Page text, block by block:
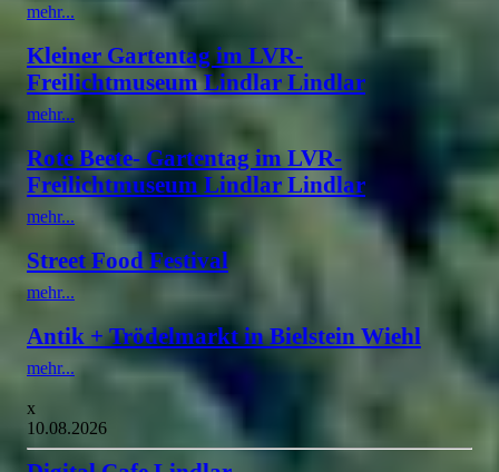
mehr...
Kleiner Gartentag im LVR-
Freilichtmuseum Lindlar Lindlar
mehr...
Rote Beete- Gartentag im LVR-
Freilichtmuseum Lindlar Lindlar
mehr...
Street Food Festival
mehr...
Antik + Trödelmarkt in Bielstein Wiehl
mehr...
x
10.08.2026